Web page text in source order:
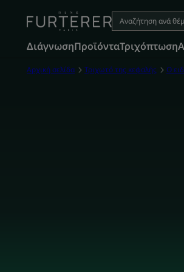
ΔιάγνωσηΠροϊόνταΤριχόπτωση
Αρχική σελίδα Τριχωτό της κεφαλής Ο